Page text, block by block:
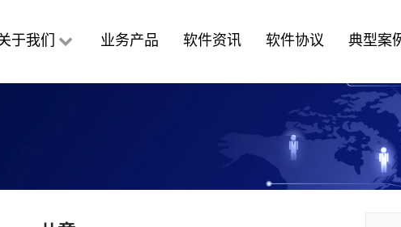
于我们 业务产品 软件资讯 软件协议 典型案